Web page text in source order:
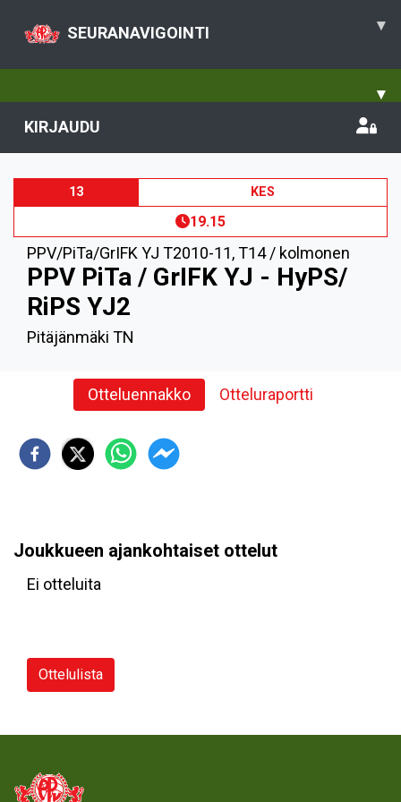
SEURANAVIGOINTI ▾
▾
KIRJAUDU
13 KES
19.15
PPV/PiTa/GrIFK YJ T2010-11,T14 / kolmonen
PPV PiTa / GrIFK YJ - HyPS/
RiPS YJ2
Pitäjänmäki TN
Otteluennakko Otteluraportti
Joukkueen ajankohtaiset ottelut
Ei otteluita
Ottelulista